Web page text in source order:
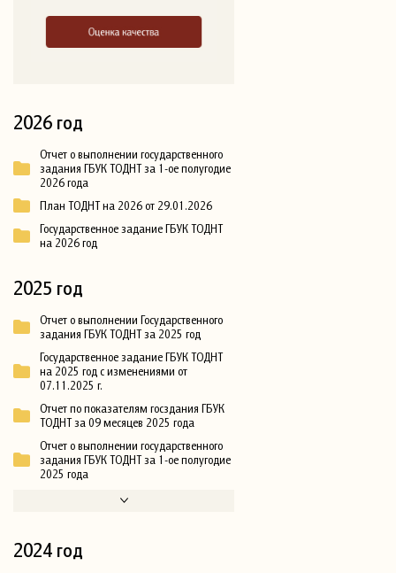
2026 год
Отчет о выполнении государственного
задания ГБУК ТОДНТ за 1-ое полугодие
2026 года
План ТОДНТ на 2026 от 29.01.2026
Государственное задание ГБУК ТОДНТ
на 2026 год
2025 год
Отчет о выполнении Государственного
задания ГБУК ТОДНТ за 2025 год
Государственное задание ГБУК ТОДНТ
на 2025 год с изменениями от
07.11.2025 г.
Отчет по показателям госздания ГБУК
ТОДНТ за 09 месяцев 2025 года
Отчет о выполнении государственного
задания ГБУК ТОДНТ за 1-ое полугодие
2025 года
2024 год